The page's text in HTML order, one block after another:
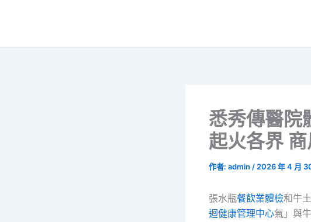
悉秀傳醫院
起火各界
作者: admin / 2026 年 4 月
張水瓶餐飲業體檢和牛
迴健康管理中心氣」與